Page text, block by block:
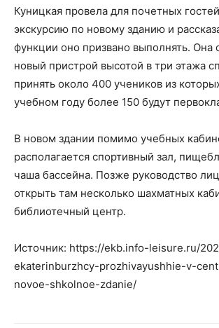
Куницкая провела для почетных
экскурсию по новому зданию и
функции оно призвано выполнять. Она
новый пристрой высотой в три этажа
принять около 400 учеников из
учебном году более 150 будут
В новом здании помимо учебных
располагается спортивный зал,
чаша бассейна. Позже руководство
открыть там несколько шахматных
библиотечный центр.
Источник: https://ekb.info-leisure.ru/
ekaterinburzhcy-prozhivayushhie-v-
novoe-shkolnoe-zdanie/